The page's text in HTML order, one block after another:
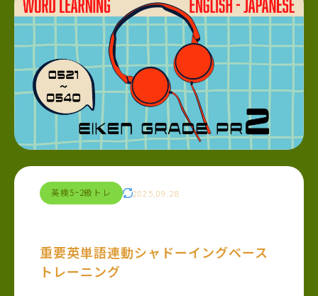
2025.09.28
英検5~2級トレ
重要英単語連動シャドーイングベース
トレーニング